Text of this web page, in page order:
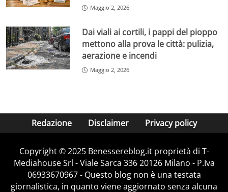
Maggio 2, 2026
Dai viali ai cortili, i pappi del pioppo
mettono alla prova le città: pulizia,
aerazione e incendi
Maggio 2, 2026
Redazione Disclaimer Privacy policy
Copyright © 2025 Benessereblog.it proprietà di T-
Mediahouse Srl - Viale Sarca 336 20126 Milano - P.Iva
06933670967 - Questo blog non è una testata
giornalistica, in quanto viene aggiornato senza alcuna